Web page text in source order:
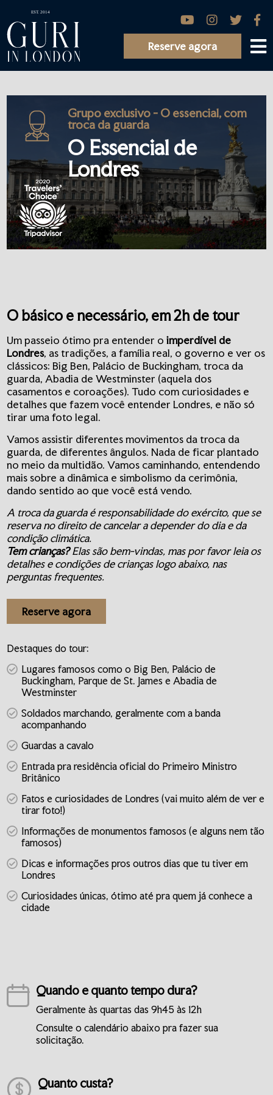
Reserve agora
Grupo exclusivo - O essencial, com
troca da guarda
O Essencial de
Londres
O básico e necessário, em 2h de tour
Um passeio ótimo pra entender oimperdível de
Londres, as tradições, a família real, o governo e ver os
clássicos: Big Ben, Palácio de Buckingham, troca da
guarda, Abadia de Westminster (aquela dos
casamentos e coroações). Tudo com curiosidades e
detalhes que fazem você entender Londres, e não só
tirar uma foto legal.
Vamos assistir diferentes movimentos da troca da
guarda, de diferentes ângulos. Nada de ficar plantado
no meio da multidão. Vamos caminhando, entendendo
mais sobre a dinâmica e simbolismo da cerimônia,
dando sentido ao que você está vendo.
A troca da guarda é responsabilidade do exército, que se
reserva no direito de cancelar a depender do dia e da
condição climática.
Tem crianças?Elas são bem-vindas, mas por favor leia os
detalhes e condições de crianças logo abaixo, nas
perguntas frequentes.
Reserve agora
Destaques do tour:
Lugares famosos como o Big Ben, Palácio de
Buckingham, Parque de St. James e Abadia de
Westminster
Soldados marchando, geralmente com a banda
acompanhando
Guardas a cavalo
Entrada pra residência oficial do Primeiro Ministro
Britânico
Fatos e curiosidades de Londres (vai muito além de ver e
tirar foto!)
Informações de monumentos famosos (e alguns nem tão
famosos)
Dicas e informações pros outros dias que tu tiver em
Londres
Curiosidades únicas, ótimo até pra quem já conhece a
cidade
Quando e quanto tempo dura?
Geralmente às quartas das 9h45 às 12h
Consulte o calendário abaixo pra fazer sua
solicitação.
Quanto custa?